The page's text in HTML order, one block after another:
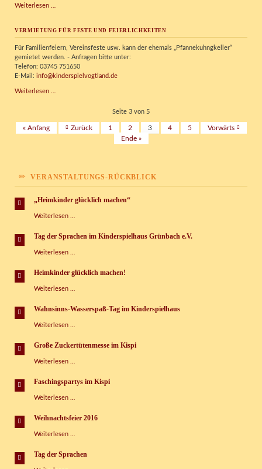
Weiterlesen …
unsere
Bouldermatten
sind
da!
VERMIETUNG FÜR FESTE UND FEIERLICHKEITEN
Für Familienfeiern, Vereinsfeste usw. kann der ehemals „Pfannekuhngkeller“
gemietet werden. - Anfragen bitte unter:
Telefon: 03745 751650
E-Mail: info@kinderspielvogtland.de
Weiterlesen …
Feierlichkeiten
Seite 3 von 5
« Anfang Zurück 1 2 3 4 5
Vorwärts
Ende »
VERANSTALTUNGS-RÜCKBLICK
„Heimkinder glücklich machen“
Weiterlesen …
machen“
Tag der Sprachen im Kinderspielhaus Grünbach e.V.
Weiterlesen …
Sprachen
Kinderspielhaus
e.V.
Heimkinder glücklich machen!
Weiterlesen …
machen!
Wahnsinns-Wasserspaß-Tag im Kinderspielhaus
Weiterlesen …
Tag
Kinderspielhaus
Große Zuckertütenmesse im Kispi
Weiterlesen …
im
Faschingspartys im Kispi
Weiterlesen …
Kispi
Weihnachtsfeier 2016
Weiterlesen …
Tag der Sprachen